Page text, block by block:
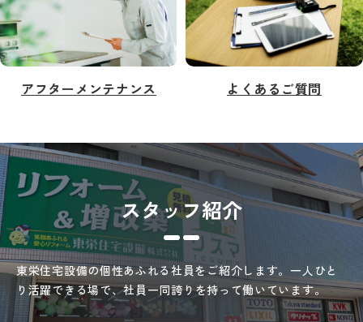
アフターメンテナンス よくあるご質問
スタッフ紹介
東栄住宅設備の個性あふれる社員をご紹介します。 一人ひと
り活躍できる場で、社員一同誇りを持って働いています。